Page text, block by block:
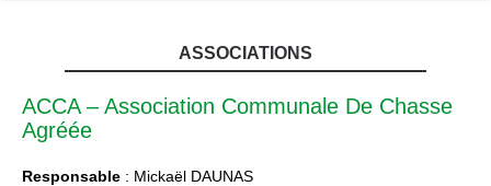
ASSOCIATIONS
ACCA – Association Communale De Chasse
Agréée
Responsable : Mickaël DAUNAS